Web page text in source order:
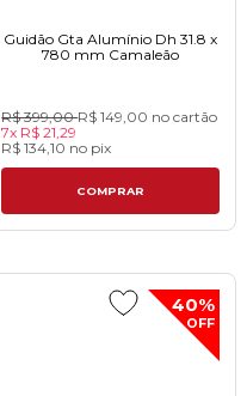
Guidão Gta Alumínio Dh 31.8 x
780 mm Camaleãoㅤㅤㅤㅤㅤ
R$ 399,00R$ 149,00 no cartão
7x R$ 21,29
R$ 134,10 no pix
COMPRAR
40%
OFF